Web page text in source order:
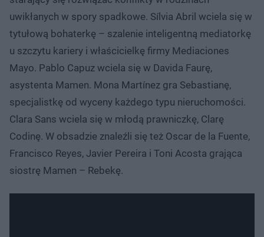
uwikłanych w spory spadkowe. Sílvia Abril wciela się w
tytułową bohaterkę – szalenie inteligentną mediatorkę
u szczytu kariery i właścicielkę firmy Mediaciones
Mayo. Pablo Capuz wciela się w Davida Faurę,
asystenta Mamen. Mona Martínez gra Sebastianę,
specjalistkę od wyceny każdego typu nieruchomości.
Clara Sans wciela się w młodą prawniczkę, Clarę
Codinę. W obsadzie znaleźli się też Oscar de la Fuente,
Francisco Reyes, Javier Pereira i Toni Acosta grająca
siostrę Mamen – Rebekę.